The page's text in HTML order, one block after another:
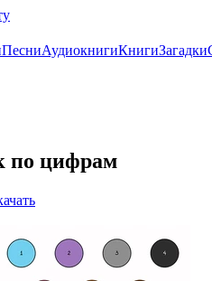
ПесниАудиокнигиКнигиЗагадки
по цифрам